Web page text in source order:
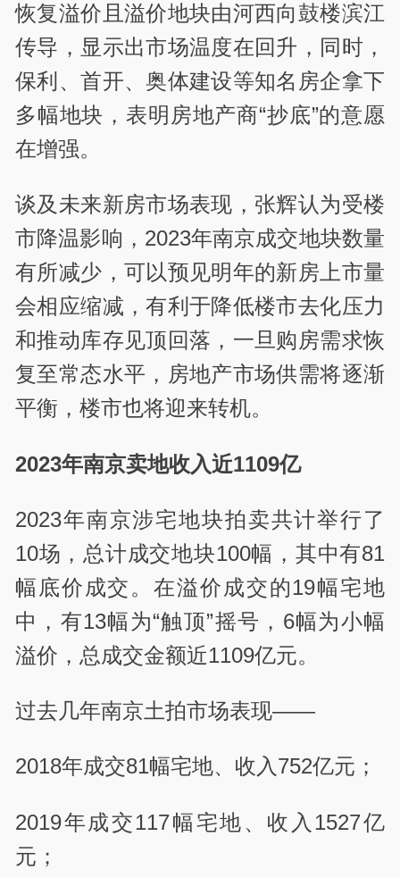
恢复溢价且溢价地块由河西向鼓楼滨江
传导，显示出市场温度在回升，同时，
保利、首开、奥体建设等知名房企拿下
多幅地块，表明房地产商“抄底”的意愿
在增强。
谈及未来新房市场表现，张辉认为受楼
市降温影响，2023年南京成交地块数量
有所减少，可以预见明年的新房上市量
会相应缩减，有利于降低楼市去化压力
和推动库存见顶回落，一旦购房需求恢
复至常态水平，房地产市场供需将逐渐
平衡，楼市也将迎来转机。
2023年南京卖地收入近1109亿
2023年南京涉宅地块拍卖共计举行了
10场，总计成交地块100幅，其中有81
幅底价成交。在溢价成交的19幅宅地
中，有13幅为“触顶”摇号，6幅为小幅
溢价，总成交金额近1109亿元。
过去几年南京土拍市场表现——
2018年成交81幅宅地、收入752亿元；
2019年成交117幅宅地、收入1527亿
元；